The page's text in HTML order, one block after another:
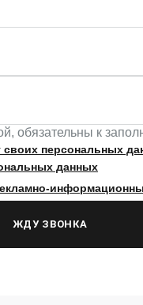
обязательны к
своих персональных
данных
ЖДУ ЗВОНКА